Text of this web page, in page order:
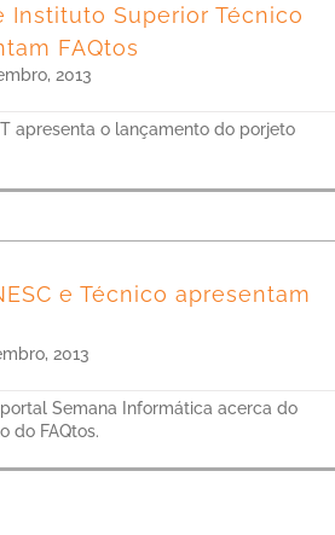
Instituto Superior Técnico
FAQtos
2013
apresenta o lançamento do porjeto
e Técnico apresentam
2013
Semana Informática acerca do
do FAQtos.